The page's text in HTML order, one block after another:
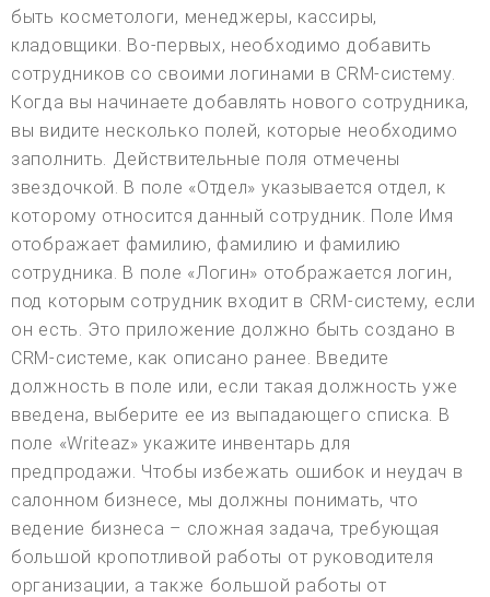
быть косметологи, менеджеры, кассиры,
кладовщики. Во-первых, необходимо добавить
сотрудников со своими логинами в CRM-систему.
Когда вы начинаете добавлять нового сотрудника,
вы видите несколько полей, которые необходимо
заполнить. Действительные поля отмечены
звездочкой. В поле «Отдел» указывается отдел, к
которому относится данный сотрудник. Поле Имя
отображает фамилию, фамилию и фамилию
сотрудника. В поле «Логин» отображается логин,
под которым сотрудник входит в CRM-систему, если
он есть. Это приложение должно быть создано в
CRM-системе, как описано ранее. Введите
должность в поле или, если такая должность уже
введена, выберите ее из выпадающего списка. В
поле «Writeaz» укажите инвентарь для
предпродажи. Чтобы избежать ошибок и неудач в
салонном бизнесе, мы должны понимать, что
ведение бизнеса – сложная задача, требующая
большой кропотливой работы от руководителя
организации, а также большой работы от